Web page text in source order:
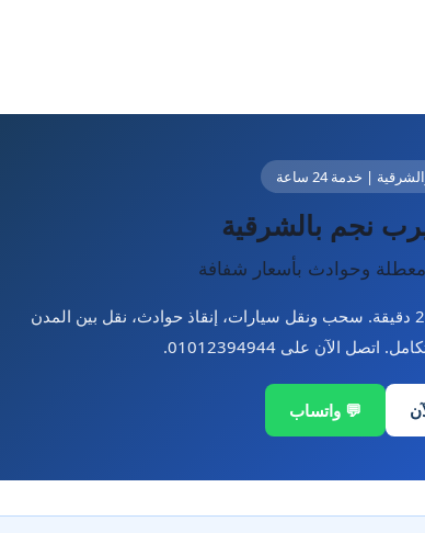
| خدمة 24 ساعة
نجم بالشرقية
وحوادث بأسعار شفافة
ونش إنقاذ سيارات ديرب نجم يصل إليك في 15-25 دقيقة. سحب ونقل سيارات، إنقاذ حوادث، نقل بين المدن
💬 واتساب